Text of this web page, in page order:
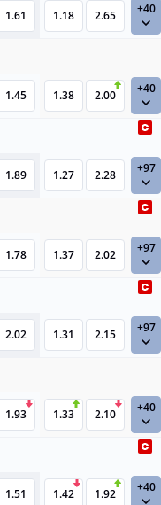
1.61 1.18 2.65 +40
1.45 1.38 2.00 +40
1.89 1.27 2.28 +97
1.78 1.37 2.02 +97
2.02 1.31 2.15 +97
1.93 1.33 2.10 +40
1.51 1.42 1.92 +40